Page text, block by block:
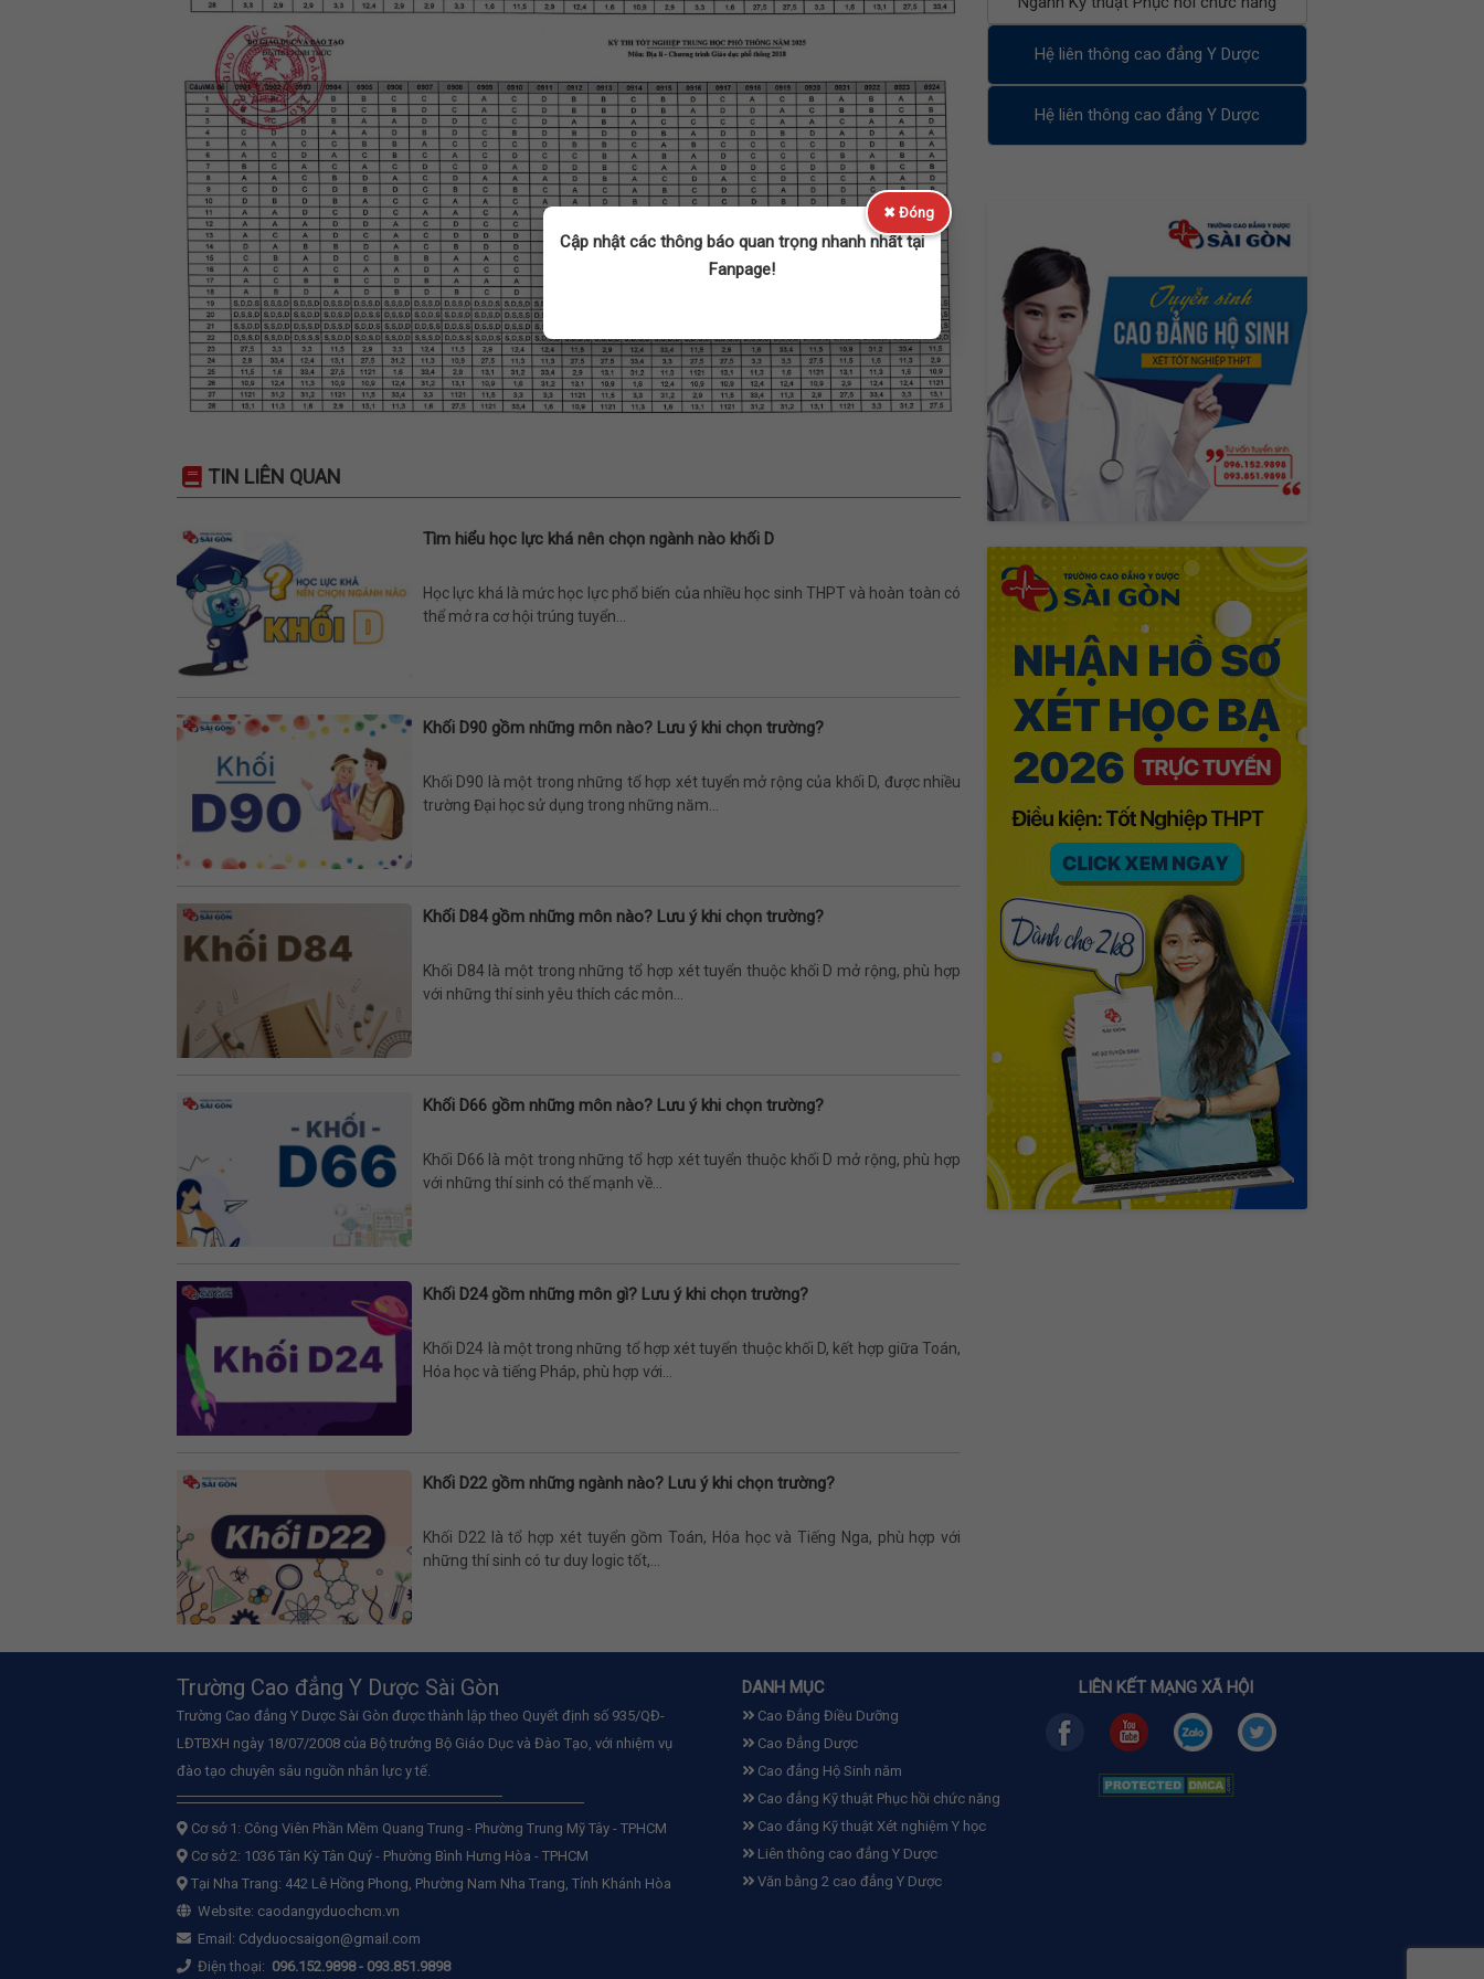
TIN LIÊN QUAN
Tìm hiểu học lực khá nên chọn ngành nào khối D
Học lực khá là mức học lực phổ biến của nhiều học sinh THPT và hoàn toàn có
thể mở ra cơ hội trúng tuyển...
Khối D90 gồm những môn nào? Lưu ý khi chọn trường?
Khối D90 là một trong những tổ hợp xét tuyển mở rộng của khối D, được nhiều
trường Đại học sử dụng trong những năm...
Khối D84 gồm những môn nào? Lưu ý khi chọn trường?
Khối D84 là một trong những tổ hợp xét tuyển thuộc khối D mở rộng, phù hợp
với những thí sinh yêu thích các môn...
Khối D66 gồm những môn nào? Lưu ý khi chọn trường?
Khối D66 là một trong những tổ hợp xét tuyển thuộc khối D mở rộng, phù hợp
với những thí sinh có thế mạnh về...
Khối D24 gồm những môn gì? Lưu ý khi chọn trường?
Khối D24 là một trong những tổ hợp xét tuyển thuộc khối D, kết hợp giữa Toán,
Hóa học và tiếng Pháp, phù hợp với...
Khối D22 gồm những ngành nào? Lưu ý khi chọn trường?
Khối D22 là tổ hợp xét tuyển gồm Toán, Hóa học và Tiếng Nga, phù hợp với
những thí sinh có tư duy logic tốt,...
Hệ liên thông cao đẳng Y Dược
Hệ liên thông cao đẳng Y Dược
✖ Đóng
Cập nhật các thông báo quan trọng nhanh nhất tại
Fanpage!
Trường Cao đẳng Y Dược Sài Gòn
Trường Cao đẳng Y Dược Sài Gòn được thành lập theo Quyết định số 935/QĐ-
LĐTBXH ngày 18/07/2008 của Bộ trưởng Bộ Giáo Dục và Đào Tạo, với nhiệm vụ
đào tạo chuyên sâu nguồn nhân lực y tế.
Cơ sở 1: Công Viên Phần Mềm Quang Trung - Phường Trung Mỹ Tây - TPHCM
Cơ sở 2: 1036 Tân Kỳ Tân Quý - Phường Bình Hưng Hòa - TPHCM
Tại Nha Trang: 442 Lê Hồng Phong, Phường Nam Nha Trang, Tỉnh Khánh Hòa
Website: caodangyduochcm.vn
Email: Cdyduocsaigon@gmail.com
Điện thoại: 096.152.9898- 093.851.9898
DANH MỤC
Cao Đẳng Điều Dưỡng
Cao Đẳng Dược
Cao đẳng Hộ Sinh năm
Cao đẳng Kỹ thuật Phục hồi chức năng
Cao đẳng Kỹ thuật Xét nghiệm Y học
Liên thông cao đẳng Y Dược
Văn bằng 2 cao đẳng Y Dược
LIÊN KẾT MẠNG XÃ HỘI